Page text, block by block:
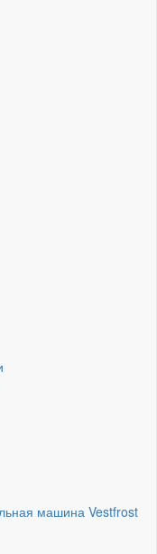
машина Vestfrost